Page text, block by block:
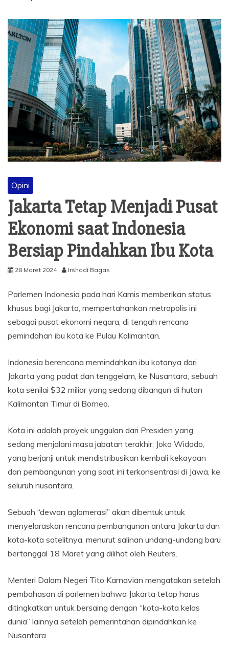
Opini
Jakarta Tetap Menjadi Pusat
Ekonomi saat Indonesia
Bersiap Pindahkan Ibu Kota
28 Maret 2024 Irshadi Bagas
Parlemen Indonesia pada hari Kamis memberikan status
khusus bagi Jakarta, mempertahankan metropolis ini
sebagai pusat ekonomi negara, di tengah rencana
pemindahan ibu kota ke Pulau Kalimantan.
Indonesia berencana memindahkan ibu kotanya dari
Jakarta yang padat dan tenggelam, ke Nusantara, sebuah
kota senilai $32 miliar yang sedang dibangun di hutan
Kalimantan Timur di Borneo.
Kota ini adalah proyek unggulan dari Presiden yang
sedang menjalani masa jabatan terakhir, Joko Widodo,
yang berjanji untuk mendistribusikan kembali kekayaan
dan pembangunan yang saat ini terkonsentrasi di Jawa, ke
seluruh nusantara.
Sebuah “dewan aglomerasi” akan dibentuk untuk
menyelaraskan rencana pembangunan antara Jakarta dan
kota-kota satelitnya, menurut salinan undang-undang baru
bertanggal 18 Maret yang dilihat oleh Reuters.
Menteri Dalam Negeri Tito Karnavian mengatakan setelah
pembahasan di parlemen bahwa Jakarta tetap harus
ditingkatkan untuk bersaing dengan “kota-kota kelas
dunia” lainnya setelah pemerintahan dipindahkan ke
Nusantara.